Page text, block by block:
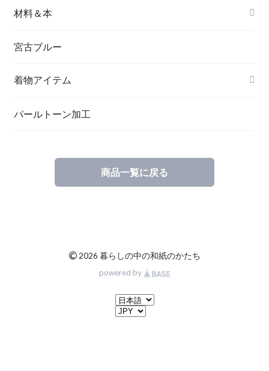
バングル＆ブレスレット
ペンダント
ブローチ
メッセージカード
一筆箋
バッグ
材料＆本
ハンドメイドキット
宮古ブルー
着物アイテム
パールトーン加工
商品一覧に戻る
© 2026 暮らしの中の和紙のかたち
powered by